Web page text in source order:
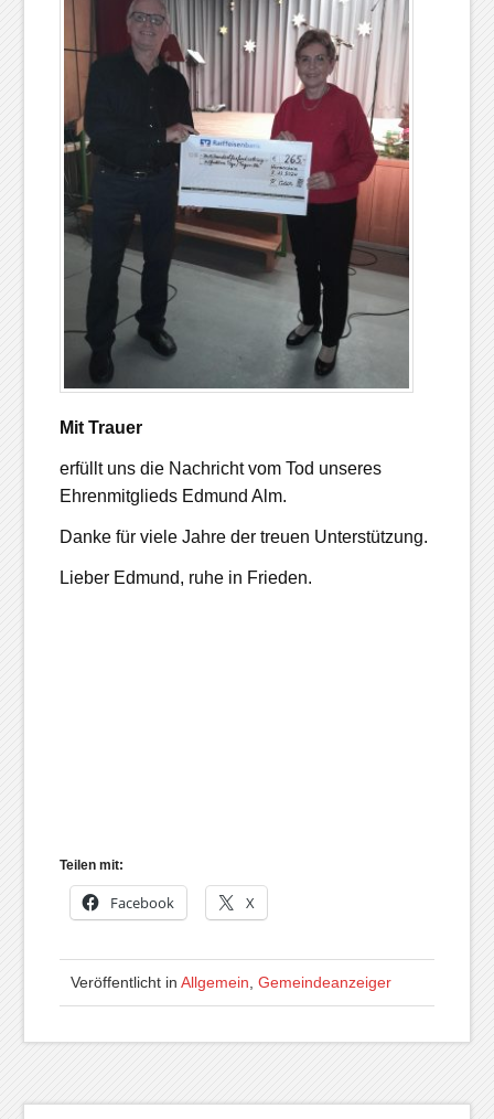
Mit Trauer
erfüllt uns die Nachricht vom Tod unseres
Ehrenmitglieds Edmund Alm.
Danke für viele Jahre der treuen Unterstützung.
Lieber Edmund, ruhe in Frieden.
Teilen mit:
Facebook X
Veröffentlicht in Allgemein Gemeindeanzeiger